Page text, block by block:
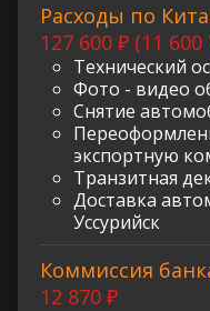
Расходы по
127 600 ₽ (11 600
Технический
Фото - видео
Снятие
экспортную
Транзитная
Доставка
Уссурийск
Коммиссия
12 870 ₽